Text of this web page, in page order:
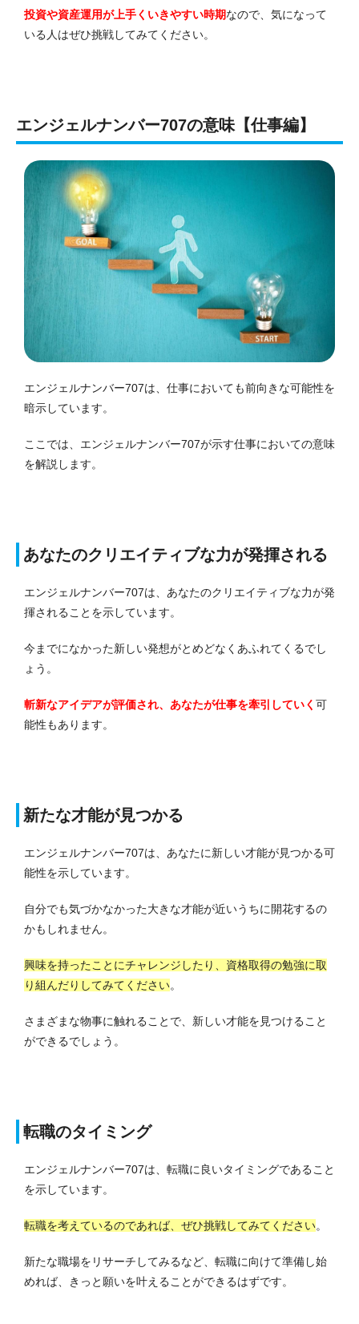
投資や資産運用が上手くいきやすい時期なので、気になって
いる人はぜひ挑戦してみてください。
エンジェルナンバー707の意味【仕事編】
エンジェルナンバー707は、仕事においても前向きな可能性を
暗示しています。
ここでは、エンジェルナンバー707が示す仕事においての意味
を解説します。
あなたのクリエイティブな力が発揮される
エンジェルナンバー707は、あなたのクリエイティブな力が発
揮されることを示しています。
今までになかった新しい発想がとめどなくあふれてくるでし
ょう。
斬新なアイデアが評価され、あなたが仕事を牽引していく 可
能性もあります。
新たな才能が見つかる
エンジェルナンバー707は、あなたに新しい才能が見つかる可
能性を示しています。
自分でも気づかなかった大きな才能が近いうちに開花するの
かもしれません。
興味を持ったことにチャレンジしたり、資格取得の勉強に取
り組んだりしてみてください。
さまざまな物事に触れることで、新しい才能を見つけること
ができるでしょう。
転職のタイミング
エンジェルナンバー707は、転職に良いタイミングであること
を示しています。
転職を考えているのであれば、ぜひ挑戦してみてください。
新たな職場をリサーチしてみるなど、転職に向けて準備し始
めれば、きっと願いを叶えることができるはずです。